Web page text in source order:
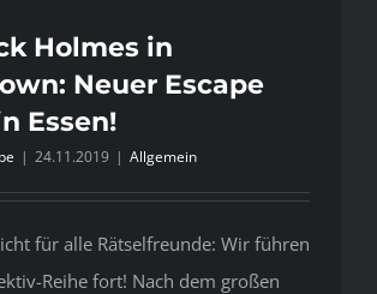
Holmes in
Neuer Escape
Essen!
| 24.11.2019 | Allgemein
für alle Rätselfreunde: Wir führen
Reihe fort! Nach dem großen